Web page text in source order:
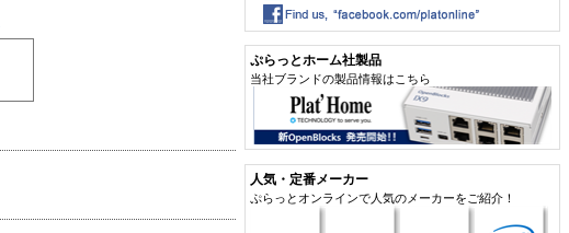
ぷらっとホーム社製品
当社ブランドの製品情報はこちら
人気・定番メーカー
ぷらっとオンラインで人気のメーカーをご紹介！